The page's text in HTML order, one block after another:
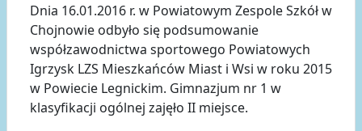
Dnia 16.01.2016 r. w Powiatowym Zespole Szkół w
Chojnowie odbyło się podsumowanie
współzawodnictwa sportowego Powiatowych
Igrzysk LZS Mieszkańców Miast i Wsi w roku 2015
w Powiecie Legnickim. Gimnazjum nr 1 w
klasyfikacji ogólnej zajęło II miejsce.